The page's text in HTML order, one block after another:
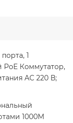
1
PoE Коммутатор,
AC 220 В;
1000M